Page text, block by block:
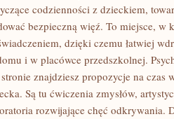
codzienności z dzieckiem,
bezpieczną więź. To miejsce, w
dzięki czemu łatwiej
i w placówce przedszkolnej.
znajdziesz propozycje na czas
Są tu ćwiczenia zmysłów,
rozwijające chęć odkrywania.